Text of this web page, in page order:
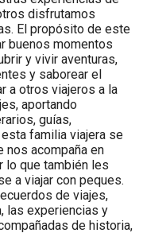
disfrutamos
El propósito de este
buenos momentos
y vivir aventuras,
y saborear el
a otros viajeros a la
aportando
guías,
esta familia viajera se
nos acompaña en
lo que también les
a viajar con peques.
de viajes,
las experiencias y
de historia,